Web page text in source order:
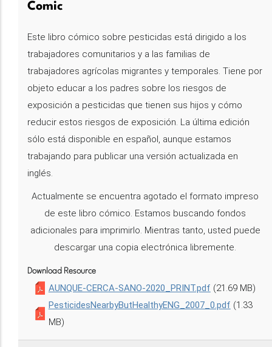
Comic
Este libro cómico sobre pesticidas está dirigido a los
trabajadores comunitarios y a las familias de
trabajadores agrícolas migrantes y temporales. Tiene por
objeto educar a los padres sobre los riesgos de
exposición a pesticidas que tienen sus hijos y cómo
reducir estos riesgos de exposición. La última edición
sólo está disponible en español, aunque estamos
trabajando para publicar una versión actualizada en
inglés.
Actualmente se encuentra agotado el formato impreso
de este libro cómico. Estamos buscando fondos
adicionales para imprimirlo. Mientras tanto, usted puede
descargar una copia electrónica libremente.
Download Resource
AUNQUE-CERCA-SANO-2020_PRINT.pdf (21.69 MB)
PesticidesNearbyButHealthyENG_2007_0.pdf (1.33
MB)